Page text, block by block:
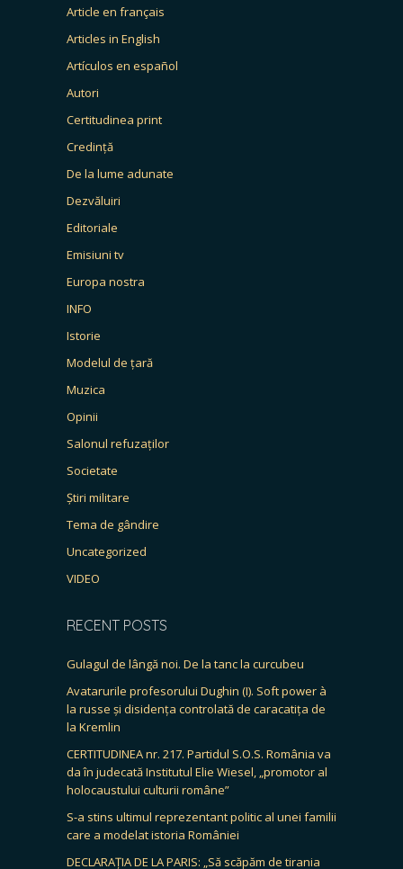
Article en français
Articles in English
Artículos en español
Autori
Certitudinea print
Credință
De la lume adunate
Dezvăluiri
Editoriale
Emisiuni tv
Europa nostra
INFO
Istorie
Modelul de țară
Muzica
Opinii
Salonul refuzaților
Societate
Știri militare
Tema de gândire
Uncategorized
VIDEO
RECENT POSTS
Gulagul de lângă noi. De la tanc la curcubeu
Avatarurile profesorului Dughin (I). Soft power à
la russe și disidența controlată de caracatița de
la Kremlin
CERTITUDINEA nr. 217. Partidul S.O.S. România va
da în judecată Institutul Elie Wiesel, „promotor al
holocaustului culturii române”
S-a stins ultimul reprezentant politic al unei familii
care a modelat istoria României
DECLARAȚIA DE LA PARIS: „Să scăpăm de tirania